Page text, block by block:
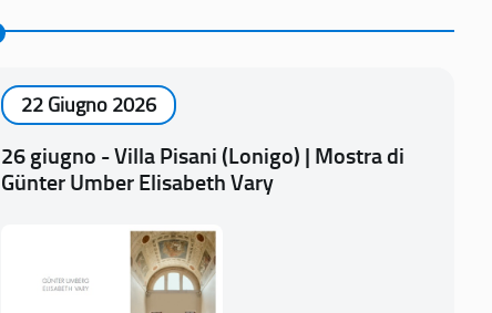
22 Giugno 2026
26 giugno - Villa Pisani (Lonigo) | Mostra di
Günter Umber Elisabeth Vary